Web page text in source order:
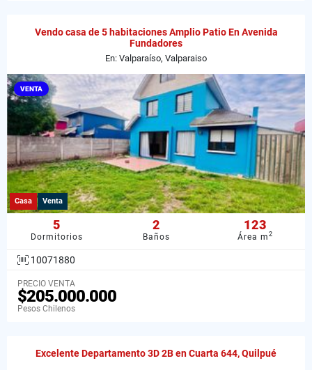
Vendo casa de 5 habitaciones Amplio Patio En Avenida
Fundadores
En: Valparaíso, Valparaiso
VENTA
Casa Venta
5
Dormitorios
2
Baños
123
Área m2
10071880
PRECIO VENTA
$205.000.000
Pesos Chilenos
Excelente Departamento 3D 2B en Cuarta 644, Quilpué